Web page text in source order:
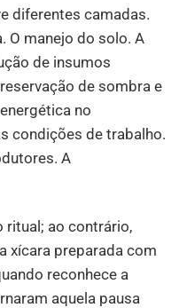
diferentes camadas.
O manejo do solo. A
de insumos
de sombra e
no
condições de trabalho.
A
ritual; ao contrário,
xícara preparada com
reconhece a
aquela pausa